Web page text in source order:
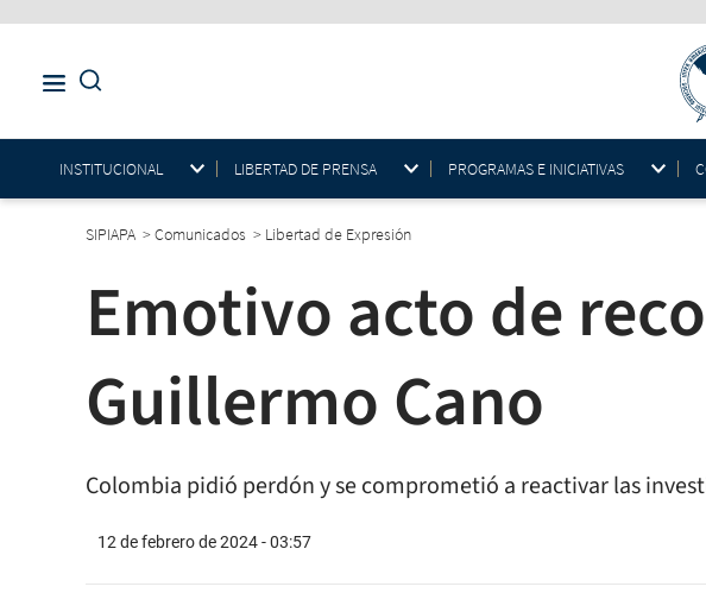
INSTITUCIONAL LIBERTAD DE PRENSA PROGRAMAS E INICIATIVAS
SIPIAPA >Comunicados > Libertad de Expresión
Emotivo acto de
Guillermo Cano
Colombia pidió perdón y se comprometió a reactivar las
12 de febrero de 2024 - 03:57